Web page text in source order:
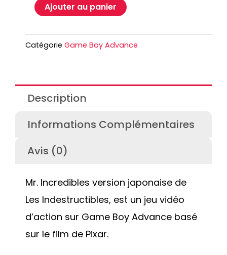
Ajouter au panier
Catégorie Game Boy Advance
Description
Informations Complémentaires
Avis (0)
Mr. Incredibles version japonaise de
Les Indestructibles, est un jeu vidéo
d’action sur Game Boy Advance basé
sur le film de Pixar.